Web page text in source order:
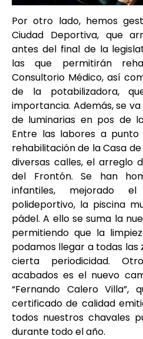
Por otro lado, hemos
Ciudad Deportiva, que
antes del final de la
las que permitirán
Consultorio Médico, así
de la potabilizadora,
importancia. Además, se
de luminarias en pos de
Entre las labores a
rehabilitación de la Casa
diversas calles, el arreglo
del Frontón. Se han
infantiles, mejorado
polideportivo, la piscina
pádel. A ello se suma la
permitiendo que la
podamos llegar a todas las
cierta periodicidad.
acabados es el nuevo
“Fernando Calero
certificado de calidad
todos nuestros chavales
durante todo el año.